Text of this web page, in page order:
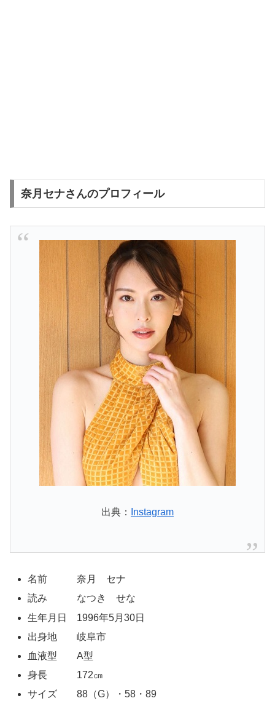
奈月セナさんのプロフィール
出典： Instagram
名前 奈月 セナ
読み なつき せな
生年月日 1996年5月30日
出身地 岐阜市
血液型 A型
身長 172㎝
サイズ 88（G）・58・89